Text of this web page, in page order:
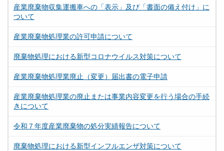
産業廃棄物収集運搬車への「表示」及び「書面の備え付け」に
ついて
産業廃棄物処理業の許可申請について
廃棄物処理における新型コロナウイルス対策について
産業廃棄物処理業廃止（変更）届出書の電子申請
産業廃棄物処理業の廃止または事業内容変更を行う場合の手続
きについて
令和７年度産業廃棄物の処分実績報告について
廃棄物処理における新型インフルエンザ対策について